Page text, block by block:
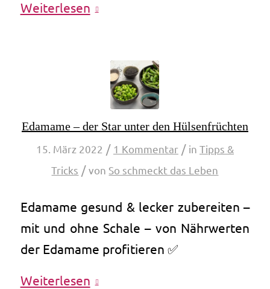
Weiterlesen
Edamame – der Star unter den Hülsenfrüchten
15. März 2022 / 1 Kommentar / in Tipps &
Tricks / von So schmeckt das Leben
Edamame gesund & lecker zubereiten –
mit und ohne Schale – von Nährwerten
der Edamame profitieren ✅
Weiterlesen